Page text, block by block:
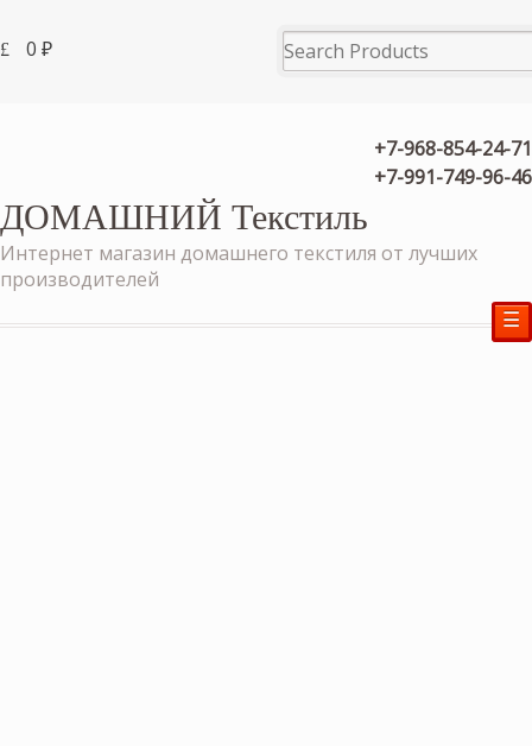
0 ₽
+7-968-854-24-71
+7-991-749-96-46
ДОМАШНИЙ Текстиль
Интернет магазин домашнего текстиля от лучших
производителей
☰